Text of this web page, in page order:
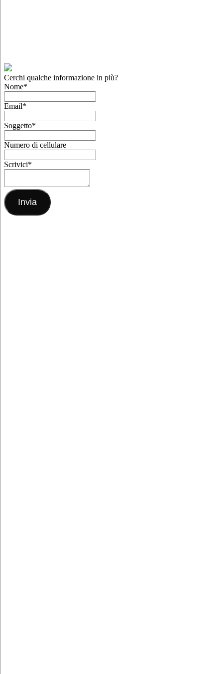
Cerchi qualche informazione in più?
Nome*
Email*
Soggetto*
Numero di cellulare
Scrivici*
Invia